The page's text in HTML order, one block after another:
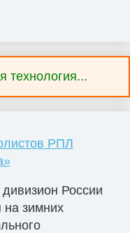
технология...
РПЛ
России
на зимних